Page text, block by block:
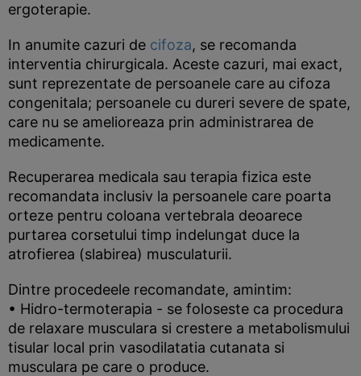
ergoterapie.
In anumite cazuri de cifoza, se recomanda
interventia chirurgicala. Aceste cazuri, mai exact,
sunt reprezentate de persoanele care au cifoza
congenitala; persoanele cu dureri severe de spate,
care nu se amelioreaza prin administrarea de
medicamente.
Recuperarea medicala sau terapia fizica este
recomandata inclusiv la persoanele care poarta
orteze pentru coloana vertebrala deoarece
purtarea corsetului timp indelungat duce la
atrofierea (slabirea) musculaturii.
Dintre procedeele recomandate, amintim:
• Hidro-termoterapia - se foloseste ca procedura
de relaxare musculara si crestere a metabolismului
tisular local prin vasodilatatia cutanata si
musculara pe care o produce.